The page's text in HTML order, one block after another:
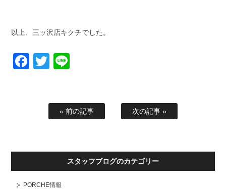
以上、三ッ沢店キクチでした。
Facebook
Twitter
« 前の記事 次の記事 »
スタッフブログのカテゴリー
PORCHE情報